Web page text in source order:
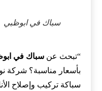
سباك في ابوظبي
“تبحث عنسباك في
بأسعار مناسبة؟ شركة
سباكة تركيب وإصلاح